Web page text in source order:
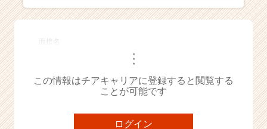
ー・
成
ら
ス
面接名
・・・
この情報はチアキャリアに登録すると閲覧する
ことが可能です
ログイン